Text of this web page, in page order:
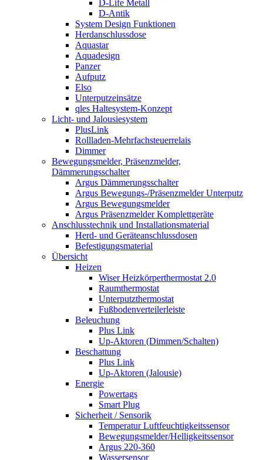
D-Life Metall
D-Antik
System Design Funktionen
Herdanschlussdose
Aquastar
Aquadesign
Panzer
Aufputz
Elso
Unterputzeinsätze
qles Haltesystem-Konzept
Licht- und Jalousiesystem
PlusLink
Rollladen-Mehrfachsteuerrelais
Dimmer
Bewegungsmelder, Präsenzmelder,
Dämmerungsschalter
Argus Dämmerungsschalter
Argus Bewegungs-/Präsenzmelder Unterputz
Argus Bewegungsmelder
Argus Präsenzmelder Komplettgeräte
Anschlusstechnik und Installationsmaterial
Herd- und Geräteanschlussdosen
Befestigungsmaterial
Übersicht
Heizen
Wiser Heizkörperthermostat 2.0
Raumthermostat
Unterputzthermostat
Fußbodenverteilerleiste
Beleuchung
Plus Link
Up-Aktoren (Dimmen/Schalten)
Beschattung
Plus Link
Up-Aktoren (Jalousie)
Energie
Powertags
Smart Plug
Sicherheit / Sensorik
Temperatur Luftfeuchtigkeitssensor
Bewegungsmelder/Helligkeitssensor
Argus 220-360
Wassersensor